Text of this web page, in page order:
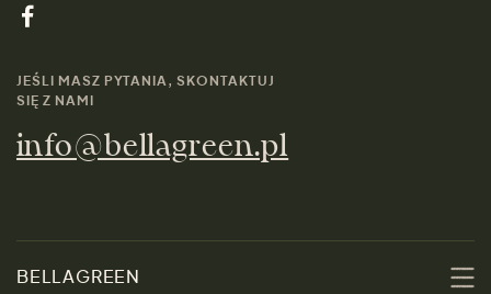
JEŚLI MASZ PYTANIA, SKONTAKTUJ
SIĘ Z NAMI
info@bellagreen.pl
BELLAGREEN